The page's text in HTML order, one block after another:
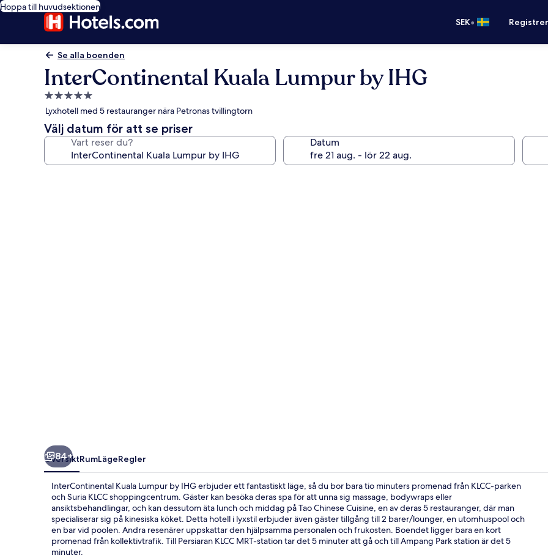
Hoppa till huvudsektionen
SEK•
Se alla boenden
InterContinental Kuala Lumpur by IHG
5.0-
stjärnigt
boende
Lyxhotell med 5 restauranger nära Petronas tvillingtorn
Välj datum för att se priser
Vart reser du? Datum
84+
ÖversiktRumLägeRegler
InterContinental Kuala Lumpur by IHG erbjuder ett fantastiskt läge, så du bor bara tio minuters promenad från KLCC-parken
och Suria KLCC shoppingcentrum. Gäster kan besöka deras spa för att unna sig massage, bodywraps eller
ansiktsbehandlingar, och kan dessutom äta lunch och middag på Tao Chinese Cuisine, en av deras 5 restauranger, där man
specialiserar sig på kinesiska köket. Detta hotell i lyxstil erbjuder även gäster tillgång till 2 barer/lounger, en utomhuspool och
en bar vid poolen. Andra resenärer uppskattar den hjälpsamma personalen och frukosten. Boendet ligger bara en kort
promenad från kollektivtrafik. Till Persiaran KLCC MRT-station tar det 5 minuter att gå och till Ampang Park station är det 5
minuter.